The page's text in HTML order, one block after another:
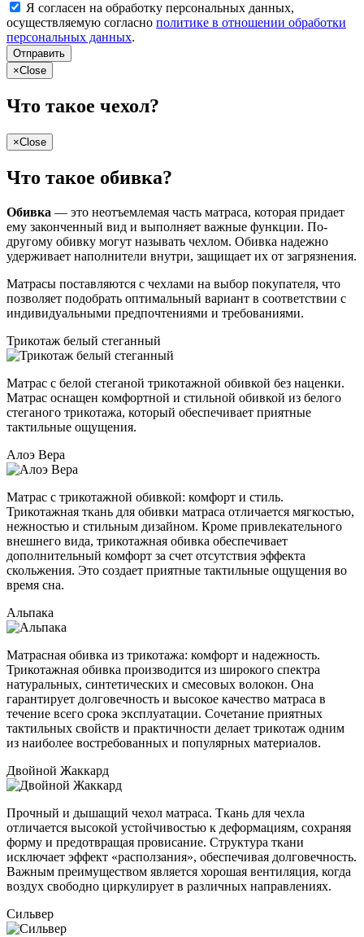
Я согласен на обработку персональных данных,
осуществляемую согласно политике в отношении обработки
персональных данных.
Отправить
×Close
Что такое чехол?
×Close
Что такое обивка?
Обивка — это неотъемлемая часть матраса, которая придает
ему законченный вид и выполняет важные функции. По-
другому обивку могут называть чехлом. Обивка надежно
удерживает наполнители внутри, защищает их от загрязнения.
Матрасы поставляются с чехлами на выбор покупателя, что
позволяет подобрать оптимальный вариант в соответствии с
индивидуальными предпочтениями и требованиями.
Трикотаж белый стеганный
Матрас с белой стеганой трикотажной обивкой без наценки.
Матрас оснащен комфортной и стильной обивкой из белого
стеганого трикотажа, который обеспечивает приятные
тактильные ощущения.
Алоэ Вера
Матрас с трикотажной обивкой: комфорт и стиль.
Трикотажная ткань для обивки матраса отличается мягкостью,
нежностью и стильным дизайном. Кроме привлекательного
внешнего вида, трикотажная обивка обеспечивает
дополнительный комфорт за счет отсутствия эффекта
скольжения. Это создает приятные тактильные ощущения во
время сна.
Альпака
Матрасная обивка из трикотажа: комфорт и надежность.
Трикотажная обивка производится из широкого спектра
натуральных, синтетических и смесовых волокон. Она
гарантирует долговечность и высокое качество матраса в
течение всего срока эксплуатации. Сочетание приятных
тактильных свойств и практичности делает трикотаж одним
из наиболее востребованных и популярных материалов.
Двойной Жаккард
Прочный и дышащий чехол матраса. Ткань для чехла
отличается высокой устойчивостью к деформациям, сохраняя
форму и предотвращая провисание. Структура ткани
исключает эффект «расползания», обеспечивая долговечность.
Важным преимуществом является хорошая вентиляция, когда
воздух свободно циркулирует в различных направлениях.
Сильвер